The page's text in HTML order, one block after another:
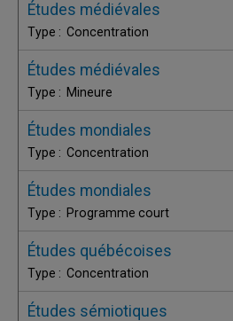
Études médiévales
Concentration
Études médiévales
Mineure
Études mondiales
Concentration
Études mondiales
Programme court
Études québécoises
Concentration
Études sémiotiques